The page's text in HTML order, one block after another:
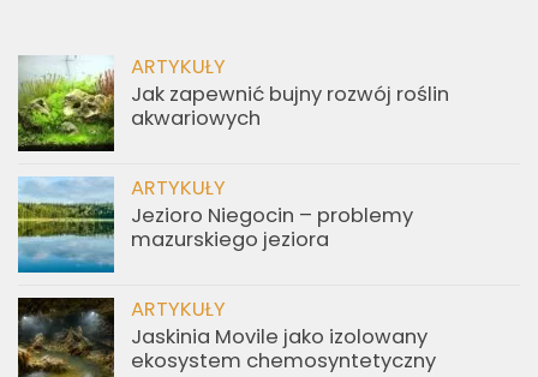
ARTYKUŁY
Jak zapewnić bujny rozwój roślin
akwariowych
ARTYKUŁY
Jezioro Niegocin – problemy
mazurskiego jeziora
ARTYKUŁY
Jaskinia Movile jako izolowany
ekosystem chemosyntetyczny